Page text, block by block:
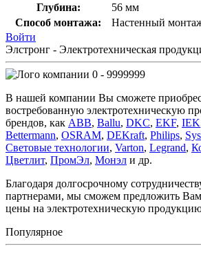
Глубина:
56 мм
Способ монтажа:
Настенный
Войти
Элстронг - Электротехническая
0 - 9999999
В нашей компании Вы сможете
востребованную электротехническую
брендов, как ABB, Ballu, DKC, EKF, IEK
Bettermann, OSRAM, DEKraft, Philips,
Световые технологии, Varton, Legrand,
Цветлит, ПромЭл, Монэл и др.
Благодаря долгосрочному
партнерами, мы сможем предложить
цены на электротехническую
Популярное